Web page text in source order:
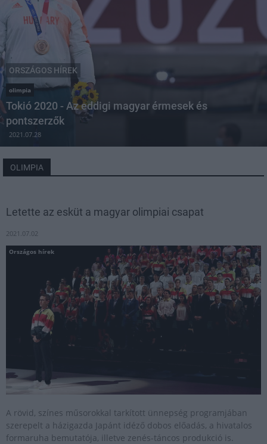
ORSZÁGOS HÍREK
olimpia
Tokió 2020 - Az eddigi magyar érmesek és
pontszerzők
2021.07.28
OLIMPIA
Letette az esküt a magyar olimpiai csapat
2021.07.02
Országos hírek
A rövid, színes műsorokkal tarkított ünnepség programjában
szerepelt a házigazda Japánt idéző dobos előadás, a hivatalos
formaruha bemutatója, illetve zenés-táncos produkció is.